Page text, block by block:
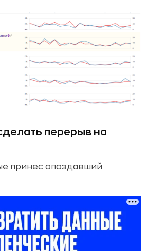
перерыв на
принес опоздавший